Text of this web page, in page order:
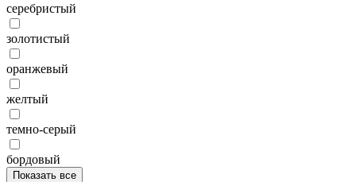
серебристый
золотистый
оранжевый
желтый
темно-серый
бордовый
Показать все